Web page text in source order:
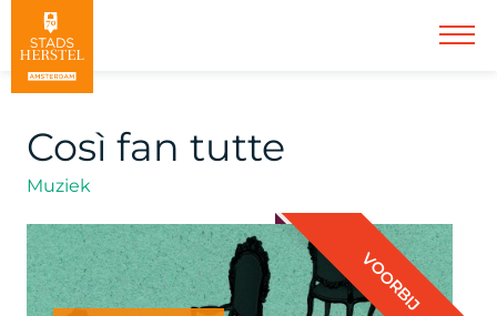
Così fan tutte
Muziek
VOORBIJ